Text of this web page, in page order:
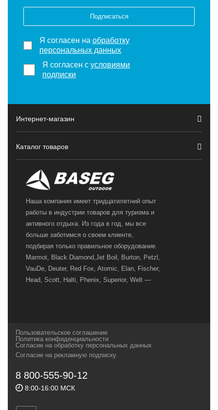
Подписаться
Я согласен на обработку
персональных данных
Я согласен сусловиями
подписки
Интернет-магазин
Каталог товаров
Наша компания имеет тридцатилетний опыт
работы в индустрии товаров для туризма и
активного отдыха. Из года в год, мы все
больше заботимся о своем клиенте,
подбирая только правильное оборудование.
Marmot, Black Diamond,Jet Boil, Burton, Petzl,
VauDe, Deuter, Red Fox, Atomic, Elan, Fischer,
Head, Scott, Halti, Phenix, Superior, Welt —
и взыскательных путешественников,
спортсменов и отдыхающих.
Геннадьевич
ИНН 590300057023 ОГРН 304590319000121
Пользовательское соглашение
Политика конфиденциальности
Согласие на обработку персональных данных
Согласие на рекламную подписку
8 800-555-90-12
8:00-16:00 МСК